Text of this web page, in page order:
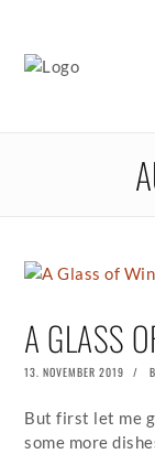
A GLASS
POSTED
13. NOVEMBER 2019 19.
But first let me
some more